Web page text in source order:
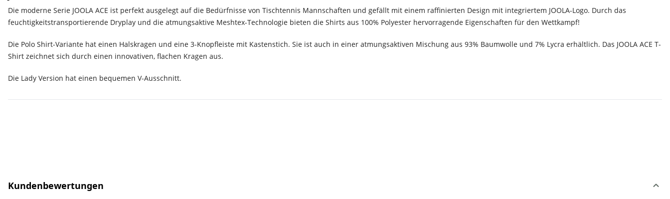
Die moderne Serie JOOLA ACE ist perfekt ausgelegt auf die Bedürfnisse von Tischtennis Mannschaften und gefällt mit einem raffinierten Design mit integriertem JOOLA-Logo. Durch das
feuchtigkeitstransportierende Dryplay und die atmungsaktive Meshtex-Technologie bieten die Shirts aus 100% Polyester hervorragende Eigenschaften für den Wettkampf!
Die Polo Shirt-Variante hat einen Halskragen und eine 3-Knopfleiste mit Kastenstich. Sie ist auch in einer atmungsaktiven Mischung aus 93% Baumwolle und 7% Lycra erhältlich. Das JOOLA ACE T-
Shirt zeichnet sich durch einen innovativen, flachen Kragen aus.
Die Lady Version hat einen bequemen V-Ausschnitt.
Kundenbewertungen